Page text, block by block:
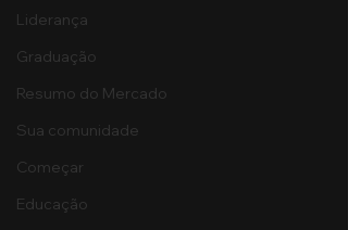
Liderança
Graduação
Resumo do Mercado
Sua comunidade
Começar
Educação